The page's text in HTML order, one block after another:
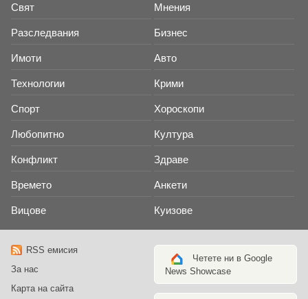
Свят Мнения
Разследвания Бизнес
Имоти Авто
Технологии Крими
Спорт Хороскопи
Любопитно Култура
Конфликт Здраве
Времето Анкети
Вицове Куизове
RSS емисия
За нас
Карта на сайта
Четете ни в Google
News Showcase